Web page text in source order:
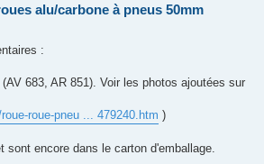
alu/carbone à pneus 50mm
:
683, AR 851). Voir les photos ajoutées sur
roue-pneu ... 479240.htm )
sont encore dans le carton d'emballage.